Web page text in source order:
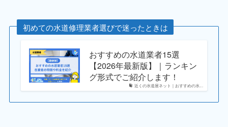
初めての水道修理業者選びで迷ったときは
近くの水道屋ネット｜おすすめの水...
おすすめの水道業者15選
【2026年最新版】｜ランキン
グ形式でご紹介します！